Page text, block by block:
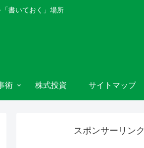
書いておく」場所
術 株式投資 サイトマップ
スポンサーリンク